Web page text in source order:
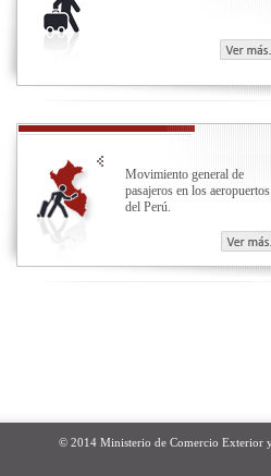
Movimiento general de
pasajeros en los aeropuertos
del Perú.
© 2014 Ministerio de Comercio Exterior